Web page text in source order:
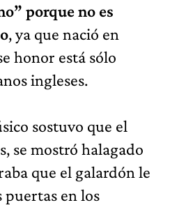
porque no es
, ya que nació en
honor está sólo
ingleses.
sostuvo que el
se mostró halagado
que el galardón le
puertas en los